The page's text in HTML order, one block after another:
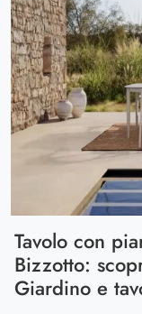
Tavolo con
Bizzotto:
Giardino e